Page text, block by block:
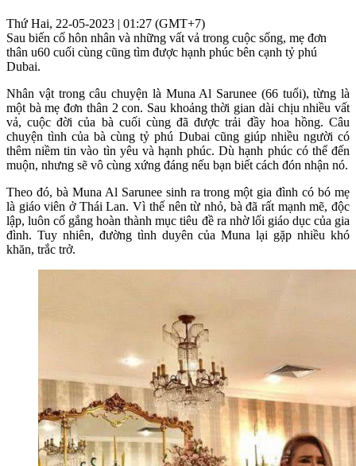
Thứ Hai, 22-05-2023 | 01:27 (GMT+7)
Sau biến cố hôn nhân và những vất vả trong cuộc sống, mẹ đơn
thân u60 cuối cùng cũng tìm được hạnh phúc bên cạnh tỷ phú
Dubai.
Nhân vật trong câu chuyện là Muna Al Sarunee (66 tuổi), từng là
một bà mẹ đơn thân 2 con. Sau khoảng thời gian dài chịu nhiều vất
vả, cuộc đời của bà cuối cùng đã được trải đầy hoa hồng. Câu
chuyện tình của bà cùng tỷ phú Dubai cũng giúp nhiều người có
thêm niềm tin vào tìn yêu và hạnh phúc. Dù hạnh phúc có thể đến
muộn, nhưng sẽ vô cùng xứng đáng nếu bạn biết cách đón nhận nó.
Theo đó, bà Muna Al Sarunee sinh ra trong một gia đình có bó mẹ
là giáo viên ở Thái Lan. Vì thế nên từ nhỏ, bà đã rất mạnh mẽ, độc
lập, luôn cố gắng hoàn thành mục tiêu đề ra nhờ lối giáo dục của gia
đình. Tuy nhiên, đường tình duyên của Muna lại gặp nhiều khó
khăn, trắc trở.